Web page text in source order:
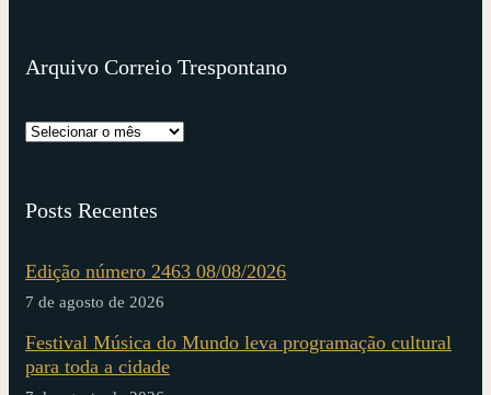
Arquivo Correio Trespontano
Posts Recentes
Edição número 2463 08/08/2026
7 de agosto de 2026
Festival Música do Mundo leva programação cultural
para toda a cidade